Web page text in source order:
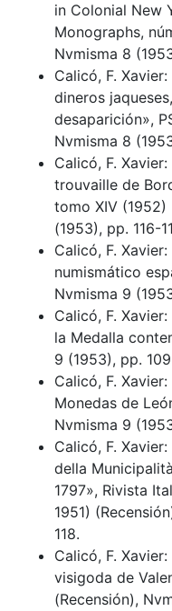
in Colonial New
Monographs,
Nvmisma 8
Calicó, F.
dineros
desaparición»,
Nvmisma 8
Calicó, F.
trouvaille de
tomo XIV (1952)
(1953), pp. 116-
Calicó, F.
numismático
Nvmisma 9
Calicó, F.
la Medalla
9 (1953), pp.
Calicó, F.
Monedas de
Nvmisma 9
Calicó, F.
della
1797», Rivista
1951)
118.
Calicó, F.
visigoda de
(Recensión),